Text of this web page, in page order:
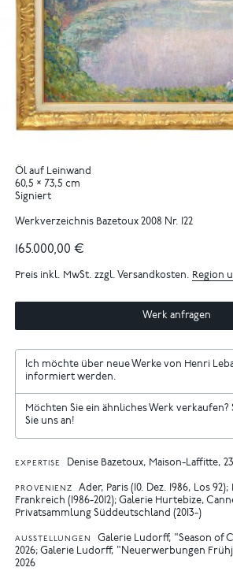
Öl auf Leinwand
60,5 × 73,5 cm
Signiert
Werkverzeichnis Bazetoux 2008 Nr. 122
165.000,00 €
Preis inkl. MwSt. zzgl. Versandkosten. Region
Werk anfragen
Ich möchte über neue Werke von Henri
informiert werden.
Möchten Sie ein ähnliches Werk verkaufen?
Sie uns an!
EXPERTISE Denise Bazetoux, Maison-Laffitte,
PROVENIENZ
Ader, Paris (10. Dez. 1986, Los
Frankreich (1986-2012); Galerie Hurtebize,
Privatsammlung Süddeutschland (2013-)
AUSSTELLUNGEN
Galerie Ludorff, "Season of
2026 Galerie Ludorff, "Neuerwerbungen
2026